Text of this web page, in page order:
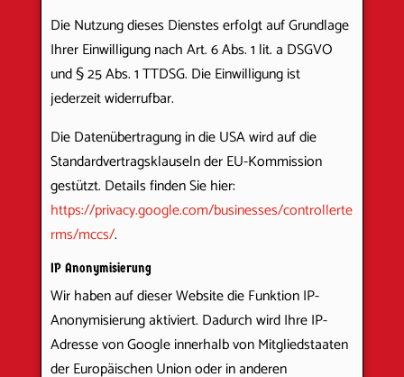
Die Nutzung dieses Dienstes erfolgt auf Grundlage
Ihrer Einwilligung nach Art. 6 Abs. 1 lit. a DSGVO
und § 25 Abs. 1 TTDSG. Die Einwilligung ist
jederzeit widerrufbar.
Die Datenübertragung in die USA wird auf die
Standardvertragsklauseln der EU-Kommission
gestützt. Details finden Sie hier:
https://privacy.google.com/businesses/controllerte
rms/mccs/.
IP Anonymisierung
Wir haben auf dieser Website die Funktion IP-
Anonymisierung aktiviert. Dadurch wird Ihre IP-
Adresse von Google innerhalb von Mitgliedstaaten
der Europäischen Union oder in anderen